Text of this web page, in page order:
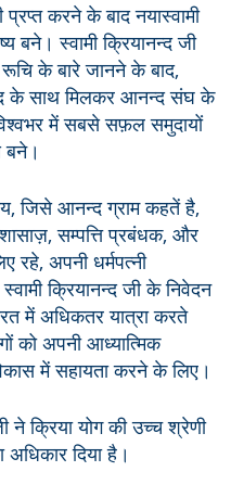
प्रप्त करने के बाद नयास्वामी
बने। स्वामी क्रियानन्द जी
के बारे जानने के बाद,
के साथ मिलकर आनन्द संघ के
में सबसे सफ़ल समुदायों
जिसे आनन्द ग्राम कहतें है,
सम्पत्ति प्रबंधक, और
रहे, अपनी धर्मपत्नी
क्रियानन्द जी के निवेदन
में अधिकतर यात्रा करते
को अपनी आध्यात्मिक
में सहायता करने के लिए।
ने क्रिया योग की उच्च श्रेणी
अधिकार दिया है।